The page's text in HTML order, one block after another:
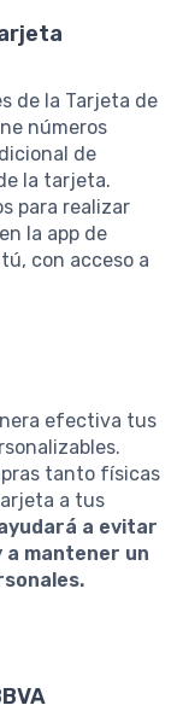
de la Tarjeta de
números
de
la tarjeta.
para realizar
la app de
con acceso a
efectiva tus
tanto físicas
a tus
a evitar
mantener un